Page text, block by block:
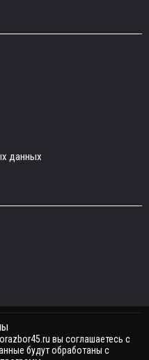
данных
вы соглашаетесь с
будут обработаны с